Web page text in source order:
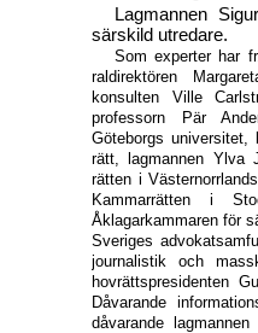
Lagmannen
särskild utredare.
Som experter har
raldirektören
konsulten Ville
professorn Pär
Göteborgs universitet,
rätt, lagmannen Ylva
rätten i
Kammarrätten i
Åklagarkammaren för
Sveriges
journalistik och
hovrättspresidenten
Dåvarande
dåvarande